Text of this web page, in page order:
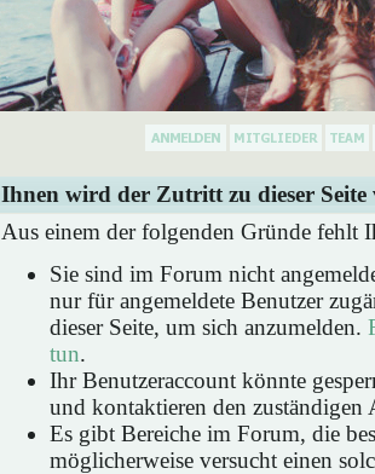
Ihnen wird der Zutritt zu dieser Seite
Aus einem der folgenden Gründe fehlt
Sie sind im Forum nicht
nur für angemeldete Benutzer
dieser Seite, um sich anzumelden.
tun.
Ihr Benutzeraccount könnte
und kontaktieren den zuständigen
Es gibt Bereiche im Forum, die
möglicherweise versucht einen